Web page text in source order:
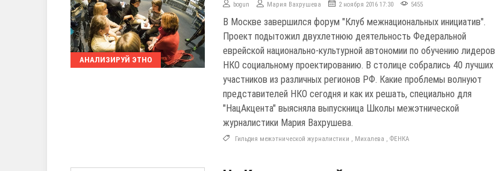
АНАЛИЗИРУЙ ЭТНО
bogun Мария Вахрушева 2 ноября 2016 17:30 5455
В Москве завершился форум "Клуб межнациональных инициатив".
Проект подытожил двухлетнюю деятельность Федеральной
еврейской национально-культурной автономии по обучению лидеров
НКО социальному проектированию. В столице собрались 40 лучших
участников из различных регионов РФ. Какие проблемы волнуют
представителей НКО сегодня и как их решать, специально для
"НацАкцента" выясняла выпускница Школы межэтнической
журналистики Мария Вахрушева.
Гильдия межэтнической журналистики , Михалева ,ФЕНКА